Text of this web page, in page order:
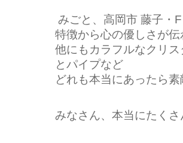
みごと、高岡市 藤子・
特徴から心の優しさが伝
他にもカラフルなクリ
とパイプなど
どれも本当にあったら
みなさん、本当にたく